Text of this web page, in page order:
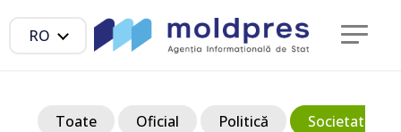
RO
Toate Oficial Politică Societate